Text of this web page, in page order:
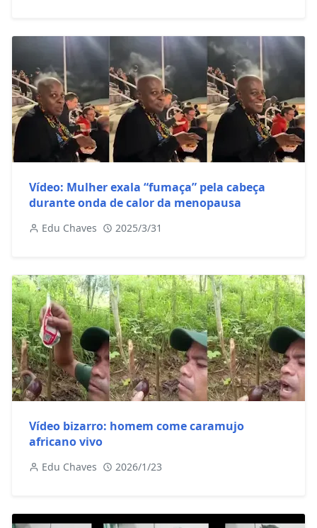
Vídeo: Mulher exala “fumaça” pela cabeça
durante onda de calor da menopausa
Edu Chaves 2025/3/31
Vídeo bizarro: homem come caramujo
africano vivo
Edu Chaves 2026/1/23